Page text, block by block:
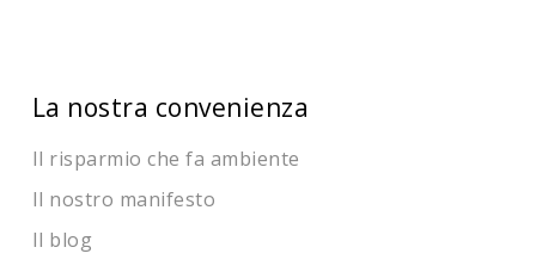
La nostra convenienza
Il risparmio che fa ambiente
Il nostro manifesto
Il blog